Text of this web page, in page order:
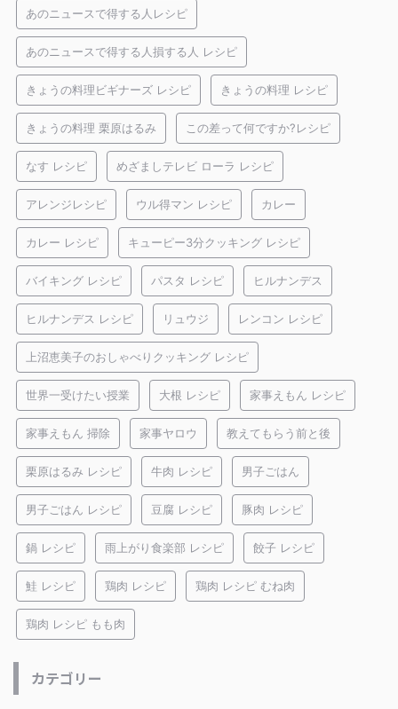
あのニュースで得する人レシピ
あのニュースで得する人損する人 レシピ
きょうの料理ビギナーズ レシピ きょうの料理 レシピ
きょうの料理 栗原はるみ この差って何ですか?レシピ
なす レシピ めざましテレビ ローラ レシピ
アレンジレシピ ウル得マン レシピ カレー
カレー レシピ キューピー3分クッキング レシピ
バイキング レシピ パスタ レシピ ヒルナンデス
ヒルナンデス レシピ リュウジ レンコン レシピ
上沼恵美子のおしゃべりクッキング レシピ
世界一受けたい授業 大根 レシピ 家事えもん レシピ
家事えもん 掃除 家事ヤロウ 教えてもらう前と後
栗原はるみ レシピ 牛肉 レシピ 男子ごはん
男子ごはん レシピ 豆腐 レシピ 豚肉 レシピ
鍋 レシピ 雨上がり食楽部 レシピ 餃子 レシピ
鮭 レシピ 鶏肉 レシピ 鶏肉 レシピ むね肉
鶏肉 レシピ もも肉
カテゴリー